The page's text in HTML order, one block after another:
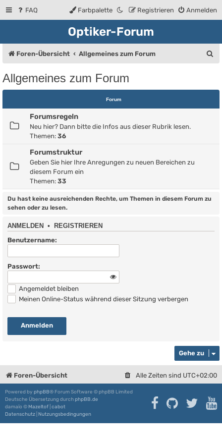
FAQ Anmelden
Registrieren
Farbpalette
Optiker-Forum
Foren-Übersicht Allgemeines zum Forum
e
Allgemeines zum Forum
Forum
Forumsregeln
Neu hier? Dann bitte die Infos aus dieser Rubrik lesen.
Themen: 36
Forumstruktur
Geben Sie hier Ihre Anregungen zu neuen Bereichen zu
diesem Forum ein
Themen: 33
Du hast keine ausreichenden Rechte, um Themen in diesem Forum zu
sehen oder zu lesen.
ANMELDEN • REGISTRIEREN
Benutzername:
Passwort:
Angemeldet bleiben
Meinen Online-Status während dieser Sitzung verbergen
Gehe zu
Foren-Übersicht Alle Zeiten sind UTC+02:00
Powered by phpBB® Forum Software © phpBB Limited
Deutsche Übersetzung durchphpBB.de
damaïo © Mazeltof cabot
Datenschutz Nutzungsbedingungen